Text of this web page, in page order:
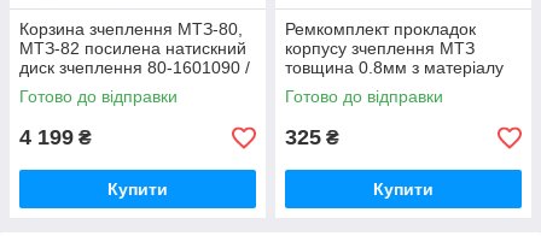
Корзина зчеплення МТЗ-80,
МТЗ-82 посилена натискний
диск зчеплення 80-1601090 /
80-1601090-А
Готово до відправки
4 199 ₴
Купити
Ремкомплект прокладок
корпусу зчеплення МТЗ
товщина 0.8мм з матеріалу
AEROFLEX-231 (вир-во
Україна) Р/к прокладок
Готово до відправки
325 ₴
Купити